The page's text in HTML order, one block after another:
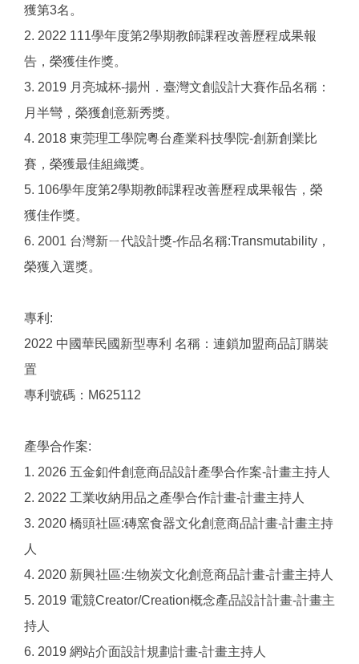
獲第3名。
2. 2022 111學年度第2學期教師課程改善歷程成果報
告，榮獲佳作獎。
3. 2019 月亮城杯-揚州．臺灣文創設計大賽作品名稱：
月半彎，榮獲創意新秀獎。
4. 2018 東莞理工學院粵台產業科技學院-創新創業比
賽，榮獲最佳組織獎。
5. 106學年度第2學期教師課程改善歷程成果報告，榮
獲佳作獎。
6. 2001 台灣新ㄧ代設計獎-作品名稱:Transmutability，
榮獲入選獎。
專利:
2022 中國華民國新型專利 名稱：連鎖加盟商品訂購裝
置
專利號碼：M625112
產學合作案:
1. 2026 五金釦件創意商品設計產學合作案-計畫主持人
2. 2022 工業收納用品之產學合作計畫-計畫主持人
3. 2020 橋頭社區:磚窯食器文化創意商品計畫-計畫主持
人
4. 2020 新興社區:生物炭文化創意商品計畫-計畫主持人
5. 2019 電競Creator/Creation概念產品設計計畫-計畫主
持人
6. 2019 網站介面設計規劃計畫-計畫主持人